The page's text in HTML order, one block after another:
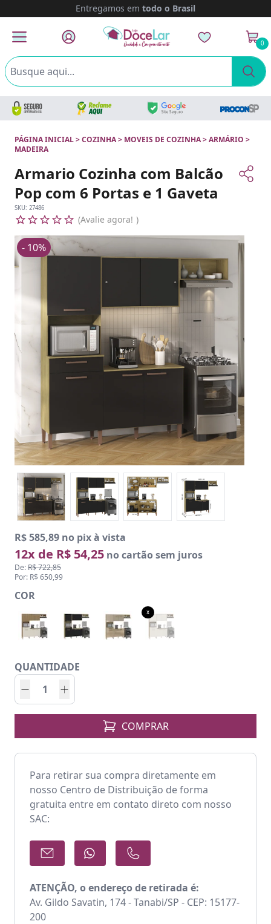
Entregamos em todo o Brasil
0
PÁGINA INICIAL>COZINHA> MOVEIS DE COZINHA>ARMÁRIO >
MADEIRA
Armario Cozinha com Balcão
Pop com 6 Portas e 1 Gaveta
SKU: 27486
Avalie agora!
R$ 585,89 no pix à vista
12x de R$ 54,25 no cartão sem juros
De:R$ 722,85
Por: R$ 650,99
- 10%
COR
x
QUANTIDADE
COMPRAR
Para retirar sua compra diretamente em
nosso Centro de Distribuição de forma
gratuita entre em contato direto com nosso
SAC:
ATENÇÃO, o endereço de retirada é:
Av. Gildo Savatin, 174 - Tanabi/SP - CEP: 15177-
200